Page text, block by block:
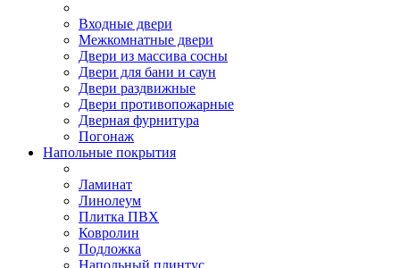
Входные двери
Межкомнатные двери
Двери из массива сосны
Двери для бани и саун
Двери раздвижные
Двери противопожарные
Дверная фурнитура
Погонаж
Напольные покрытия
Ламинат
Линолеум
Плитка ПВХ
Ковролин
Подложка
Напольный плинтус